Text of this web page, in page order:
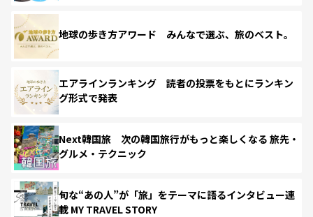
地球の歩き方アワード みんなで選ぶ、旅のベスト。
エアラインランキング 読者の投票をもとにランキン
グ形式で発表
Next韓国旅 次の韓国旅行がもっと楽しくなる 旅先・
グルメ・テクニック
旬な“あの人”が「旅」をテーマに語るインタビュー連
載 MY TRAVEL STORY